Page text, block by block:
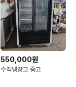
550,000원
수직냉장고 중고